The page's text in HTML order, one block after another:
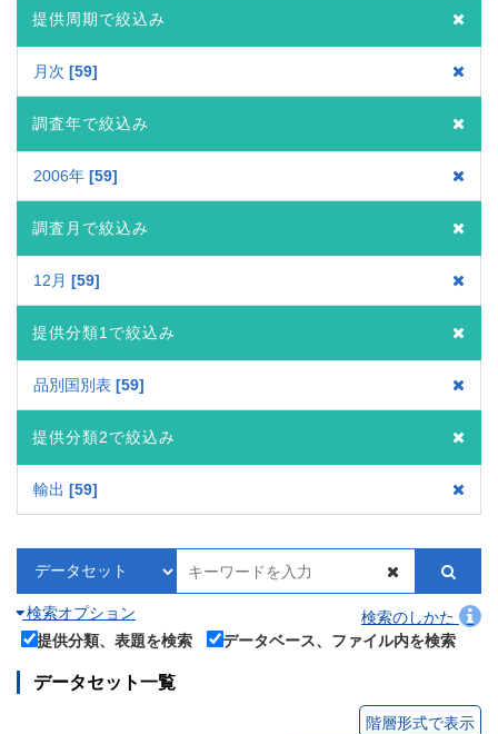
提供周期で絞込み
月次 59
調査年で絞込み
2006年 59
調査月で絞込み
12月 59
提供分類1で絞込み
品別国別表 59
提供分類2で絞込み
輸出 59
検索オプション
検索のしかた
提供分類、表題を検索
データベース、ファイル内を検索
データセット一覧
階層形式で表示